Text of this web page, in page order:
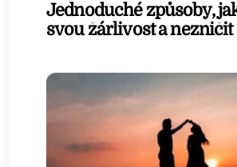
Jednoduché způsoby,
svou žárlivost a nezničit